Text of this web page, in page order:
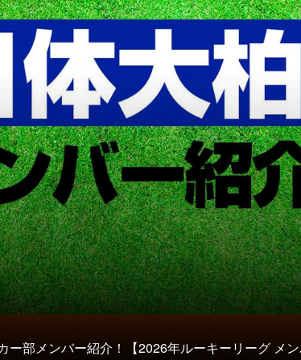
ー部メンバー紹介！【2026年ルーキーリーグ メ